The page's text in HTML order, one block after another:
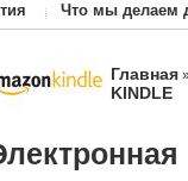
Что мы делаем
Главная
KINDLE